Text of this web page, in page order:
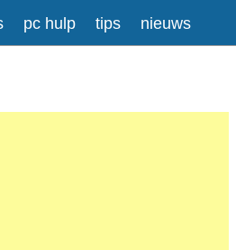
pc hulp tips nieuws
over tekstopmaak